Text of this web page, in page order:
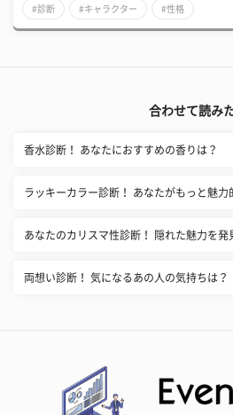
#診断 #キャラクター #性格
合わせて読み
香水診断！ あなたにおすすめの香りは？
ラッキーカラー診断！ あなたがもっと魅力
あなたのカリスマ性診断！ 隠れた魅力を発
両想い診断！ 気になるあの人の気持ちは？